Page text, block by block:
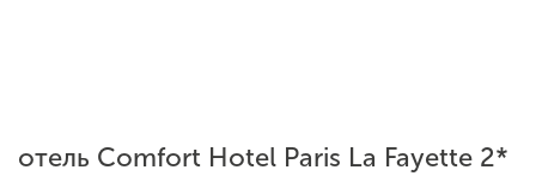
отель Comfort Hotel Paris La Fayette 2*